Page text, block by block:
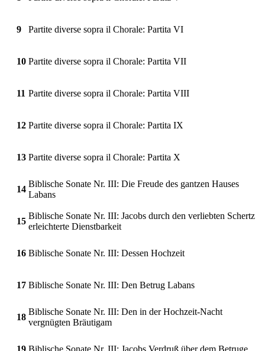
9 Partite diverse sopra il Chorale: Partita VI
10 Partite diverse sopra il Chorale: Partita VII
11 Partite diverse sopra il Chorale: Partita VIII
12 Partite diverse sopra il Chorale: Partita IX
13 Partite diverse sopra il Chorale: Partita X
14
Biblische Sonate Nr. III: Die Freude des gantzen Hauses
Labans
15
Biblische Sonate Nr. III: Jacobs durch den verliebten Schertz
erleichterte Dienstbarkeit
16 Biblische Sonate Nr. III: Dessen Hochzeit
17 Biblische Sonate Nr. III: Den Betrug Labans
18
Biblische Sonate Nr. III: Den in der Hochzeit-Nacht
vergnügten Bräutigam
19 Biblische Sonate Nr. III: Jacobs Verdruß über dem Betruge